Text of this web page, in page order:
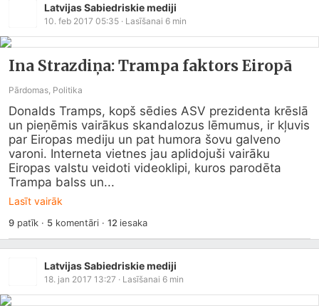
Latvijas Sabiedriskie mediji
10. feb 2017 05:35 · Lasīšanai 6 min
Ina Strazdiņa: Trampa faktors Eiropā
Pārdomas, Politika
Donalds Tramps, kopš sēdies ASV prezidenta krēslā
un pieņēmis vairākus skandalozus lēmumus, ir kļuvis
par Eiropas mediju un pat humora šovu galveno
varoni. Interneta vietnes jau aplidojuši vairāku
Eiropas valstu veidoti videoklipi, kuros parodēta
Trampa balss un...
Lasīt vairāk
9patīk · 5komentāri · 12 iesaka
Latvijas Sabiedriskie mediji
18. jan 2017 13:27 · Lasīšanai 6 min